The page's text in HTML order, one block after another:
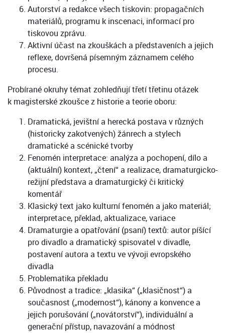
Autorství a redakce všech tiskovin: propagačních
materiálů, programu k inscenaci, informací pro
tiskovou zprávu.
Aktivní účast na zkouškách a představeních a jejich
reflexe, dovršená písemným záznamem celého
procesu.
Probírané okruhy témat zohledňují třetí třetinu otázek
k magisterské zkoušce z historie a teorie oboru:
Dramatická, jevištní a herecká postava v různých
(historicky zakotvených) žánrech a stylech
dramatické a scénické tvorby
Fenomén interpretace: analýza a pochopení, dílo a
(aktuální) kontext, „čtení“ a realizace, dramaturgicko-
režijní představa a dramaturgický či kritický
komentář
Klasický text jako kulturní fenomén a jako materiál;
interpretace, překlad, aktualizace, variace
Dramaturgie a opatřování (psaní) textů: autor píšící
pro divadlo a dramatický spisovatel v divadle,
postavení autora a textu ve vývoji evropského
divadla
Problematika překladu
Původnost a tradice: „klasika“ („klasičnost“) a
současnost („modernost“), kánony a konvence a
jejich porušování („novátorství“), individuální a
generační přístup, navazování a módnost